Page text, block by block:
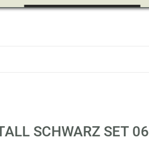
SCHWARZ SET 06